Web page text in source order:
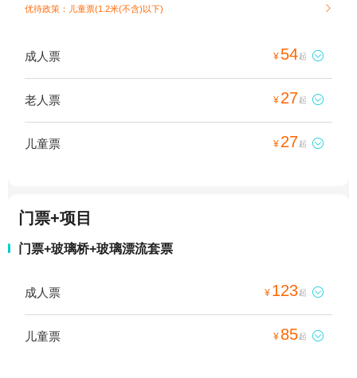
优待政策：儿童票(1.2米(不含)以下) 
成人票 ¥ 54起 
老人票 ¥ 27起 
儿童票 ¥ 27起 
门票+项目
门票+玻璃桥+玻璃漂流套票
成人票 ¥ 123起 
儿童票 ¥ 85起 